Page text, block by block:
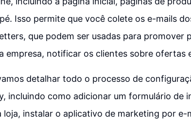
Isso permite que você colete os e-mails
que podem ser usadas para promover
empresa, notificar os clientes sobre ofertas
detalhar todo o processo de
incluindo como adicionar um formulário de
loja, instalar o aplicativo de marketing por e-